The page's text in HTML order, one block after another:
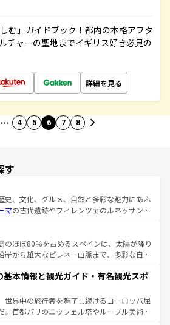
む」ガイドブック！都内の本格アフタ
チャーの聖地までイギリス好き必見の
詳細を見る
… 4 5 6 7 8
す
史、文化、グルメ、自然と多彩な魅力にあふ
マの古代遺跡やフィレンツェのルネッサンス
ーナの美しい田園風景やアマルフィ海岸の絶
景観も見逃せない。観光の合間には、本場の
など、絶品のイタリア料理を堪能することも
イタリアで、忘れられない旅をしてみよう！
イタリア情報は
のほぼ80％を占めるスペインは、太陽が降り
岸から雄大なピレネー山脈まで、多彩な自然
この国では、情熱的なフラメンコ、熱気あふ
して美味しいタパスが生活の一部となってい
リードの洗練された雰囲気や、バルセロナの
た街角から、地方では古代ローマ遺跡や中世
基本情報と観光ガイド・有名観光スポ
世界中の旅行者を魅了し続けるヨーロッパ屈
。首都パリのエッフェル塔やルーブル美術館